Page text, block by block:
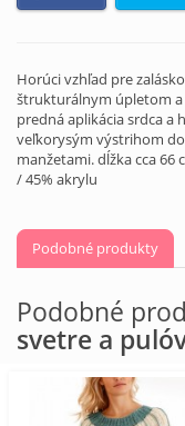
Horúci vzhľad pre
štrukturálnym úpletom
predná aplikácia srdca a
veľkorysým výstrihom
manžetami. dĺžka cca
/ 45% akrylu
Podobné produkty
Podobné
svetre a